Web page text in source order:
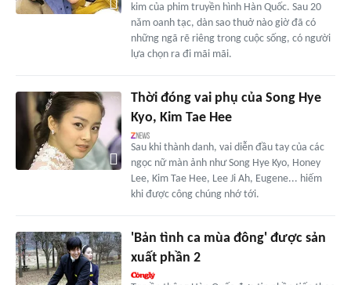
kim của phim truyền hình Hàn Quốc. Sau 20
năm oanh tạc, dàn sao thuở nào giờ đã có
những ngã rẽ riêng trong cuộc sống, có người
lựa chọn ra đi mãi mãi.
Thời đóng vai phụ của Song Hye
Kyo, Kim Tae Hee
Sau khi thành danh, vai diễn đầu tay của các
ngọc nữ màn ảnh như Song Hye Kyo, Honey
Lee, Kim Tae Hee, Lee Ji Ah, Eugene... hiếm
khi được công chúng nhớ tới.
'Bản tình ca mùa đông' được sản
xuất phần 2